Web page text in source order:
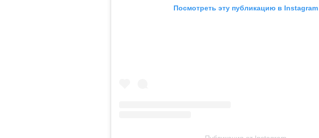
Посмотреть эту публикацию в Instagram